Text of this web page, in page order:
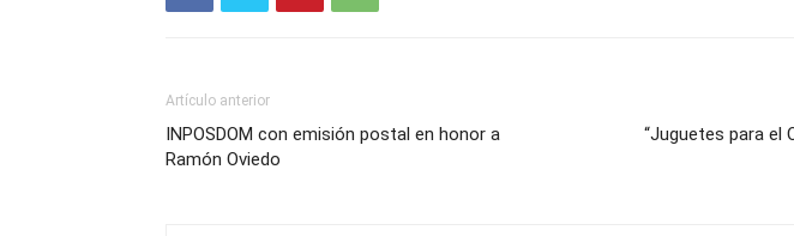
Artículo anterior
INPOSDOM con emisión postal en honor a
Ramón Oviedo
“Juguetes para el